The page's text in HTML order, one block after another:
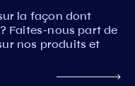
la façon dont
Faites-nous part de
nos produits et